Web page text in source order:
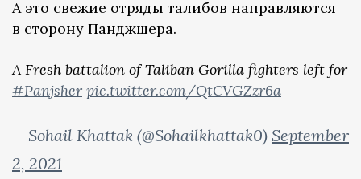
А это свежие отряды талибов направляются
в сторону Панджшера.
A Fresh battalion of Taliban Gorilla fighters left for
#Panjsher pic.twitter.com/QtCVGZzr6a
— Sohail Khattak (@Sohailkhattak0) September
2, 2021